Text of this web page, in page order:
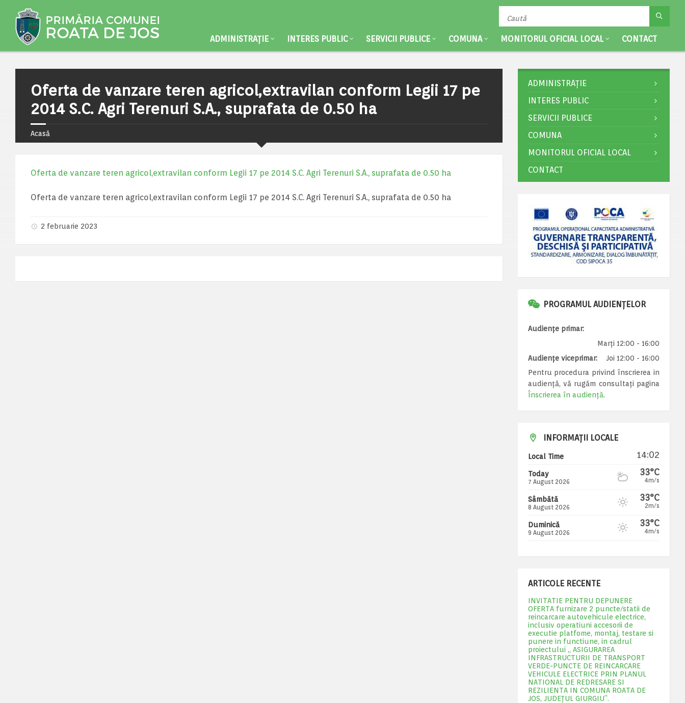
ADMINISTRAȚIE INTERES PUBLIC SERVICII PUBLICE COMUNA MONITORUL OFICIAL LOCAL CONTACT
Oferta de vanzare teren agricol,extravilan conform Legii 17 pe
2014 S.C. Agri Terenuri S.A., suprafata de 0.50 ha
Acasă
Oferta de vanzare teren agricol,extravilan conform Legii 17 pe 2014 S.C. Agri Terenuri S.A., suprafata de 0.50 ha
Oferta de vanzare teren agricol,extravilan conform Legii 17 pe 2014 S.C. Agri Terenuri S.A., suprafata de 0.50 ha
2 februarie 2023
ADMINISTRAȚIE
INTERES PUBLIC
SERVICII PUBLICE
COMUNA
MONITORUL OFICIAL LOCAL
CONTACT
PROGRAMUL AUDIENȚELOR
Audiențe primar:
Marți 12:00 - 16:00
Audiențe viceprimar:
Joi 12:00 - 16:00
Pentru procedura privind înscrierea in
audiență, vă rugăm consultați pagina
Înscrierea în audiență.
INFORMAȚII LOCALE
Local Time 14:02
Today
7 August 2026
33°C
4m/s
Sâmbătă
8 August 2026
33°C
2m/s
Duminică
9 August 2026
33°C
4m/s
ARTICOLE RECENTE
INVITATIE PENTRU DEPUNERE
OFERTA furnizare 2 puncte/statii de
reincarcare autovehicule electrice,
inclusiv operatiuni accesorii de
executie platfome, montaj, testare si
punere in functiune, in cadrul
proiectului „ ASIGURAREA
INFRASTRUCTURII DE TRANSPORT
VERDE-PUNCTE DE REINCARCARE
VEHICULE ELECTRICE PRIN PLANUL
NATIONAL DE REDRESARE SI
REZILIENTA IN COMUNA ROATA DE
JOS, JUDEŢUL GIURGIU”.